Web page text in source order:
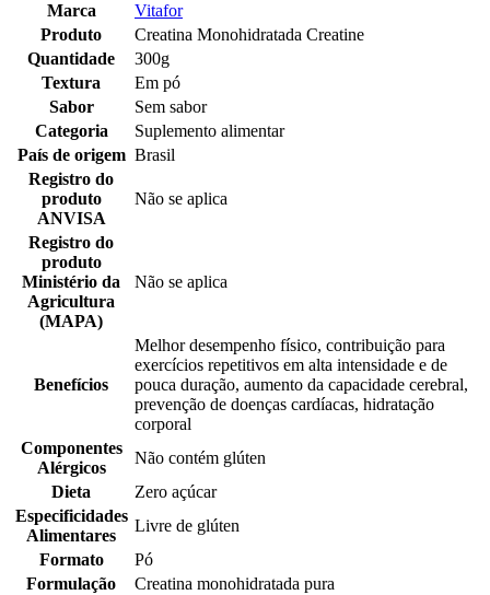
Marca
Vitafor
Produto
Creatina Monohidratada Creatine
Quantidade
300g
Textura
Em pó
Sabor
Sem sabor
Categoria
Suplemento alimentar
País de origem Brasil
Registro do
produto
ANVISA
Não se aplica
Registro do
produto
Ministério da
Agricultura
(MAPA)
Não se aplica
Benefícios
Melhor desempenho físico, contribuição para
exercícios repetitivos em alta intensidade e de
pouca duração, aumento da capacidade cerebral,
prevenção de doenças cardíacas, hidratação
corporal
Componentes
Alérgicos
Não contém glúten
Dieta
Zero açúcar
Especificidades
Alimentares
Livre de glúten
Formato
Pó
Formulação
Creatina monohidratada pura